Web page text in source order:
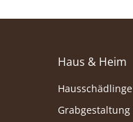
Haus & Heim
Hausschädlinge
Grabgestaltung